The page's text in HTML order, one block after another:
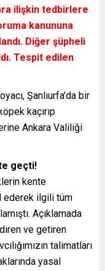
ilişkin tedbirlere
kanununa
Diğer şüpheli
Tespit edilen
Şanlıurfa’da bir
kaçırıp
Ankara Valiliği
geçti!
kente
ederek ilgili tüm
Açıklamada
ve getiren
talimatları
yasal